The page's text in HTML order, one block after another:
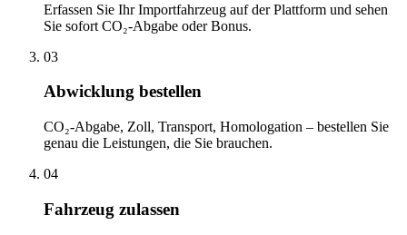
Erfassen Sie Ihr Importfahrzeug auf der Plattform und sehen
Sie sofort CO₂-Abgabe oder Bonus.
03
Abwicklung bestellen
CO₂-Abgabe, Zoll, Transport, Homologation – bestellen Sie
genau die Leistungen, die Sie brauchen.
04
Fahrzeug zulassen